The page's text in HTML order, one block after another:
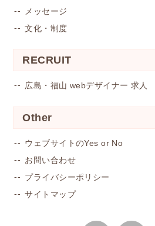
メッセージ
文化・制度
RECRUIT
広島・福山 webデザイナー 求人
Other
ウェブサイトのYes or No
お問い合わせ
プライバシーポリシー
サイトマップ